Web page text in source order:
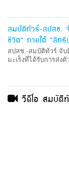
สมบัติทัวร์-สปสช. จั
ชีวิต” ภายใต้ “สิท
สปสช.-สมบัติทัวร์ จับ
มะเร็งที่ได้รับการส่ง
วีดีโอ สมบัติ